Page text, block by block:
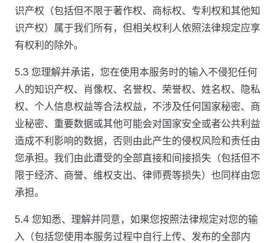
识产权（包括但不限于著作权、商标权、专利权和其他知
识产权）属于我们所有，但相关权利人依照法律规定应享
有权利的除外。
5.3 您理解并承诺，您在使用本服务时的输入不侵犯任何
人的知识产权、肖像权、名誉权、荣誉权、姓名权、隐私
权、个人信息权益等合法权益，不涉及任何国家秘密、商
业秘密、重要数据或其他可能会对国家安全或者公共利益
造成不利影响的数据，否则由此产生的侵权风险和责任由
您承担。我们由此遭受的全部直接和间接损失（包括但不
限于经济、商誉、维权支出、律师费等损失）也同样由您
承担。
5.4 您知悉、理解并同意，如果您按照法律规定对您的输
入（包括您使用本服务过程中自行上传、发布的全部内